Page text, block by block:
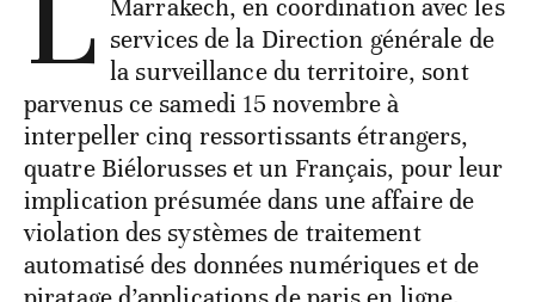
Marrakech, en coordination avec les
services de la Direction générale de
la surveillance du territoire, sont
parvenus ce samedi 15 novembre à
interpeller cinq ressortissants étrangers,
quatre Biélorusses et un Français, pour leur
implication présumée dans une affaire de
violation des systèmes de traitement
automatisé des données numériques et de